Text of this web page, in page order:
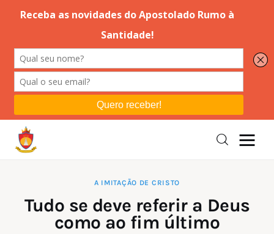
Editorial
Orações
Instruções
Espiritualidade
A IMITAÇÃO DE CRISTO
Tudo se deve referir a Deus
como ao fim último